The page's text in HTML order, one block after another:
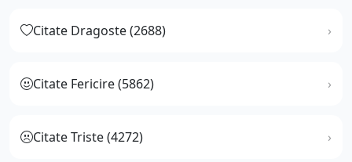
Citate Dragoste (2688)
Citate Fericire (5862)
Citate Triste (4272)